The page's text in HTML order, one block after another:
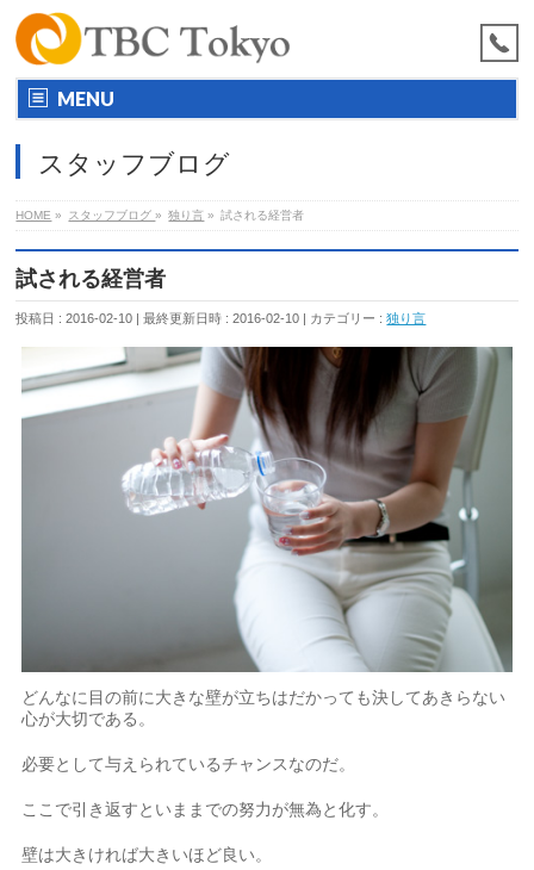
MENU
スタッフブログ
HOME » スタッフブログ» 独り言 » 試される経営者
試される経営者
投稿日 : 2016-02-10 最終更新日時 : 2016-02-10 カテゴリー :独り言
どんなに目の前に大きな壁が立ちはだかっても決してあきらない
心が大切である。
必要として与えられているチャンスなのだ。
ここで引き返すといままでの努力が無為と化す。
壁は大きければ大きいほど良い。